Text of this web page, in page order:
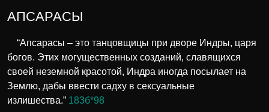
АПСАРАСЫ
“Апсарасы – это танцовщицы при дворе Индры, царя
богов. Этих могущественных созданий, славящихся
своей неземной красотой, Индра иногда посылает на
Землю, дабы ввести садху в сексуальные
излишества.” 183б*98